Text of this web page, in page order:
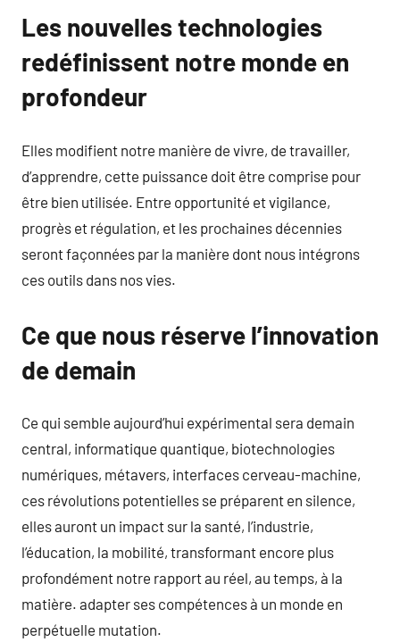
Les nouvelles technologies
redéfinissent notre monde en
profondeur
Elles modifient notre manière de vivre, de travailler,
d’apprendre, cette puissance doit être comprise pour
être bien utilisée. Entre opportunité et vigilance,
progrès et régulation, et les prochaines décennies
seront façonnées par la manière dont nous intégrons
ces outils dans nos vies.
Ce que nous réserve l’innovation
de demain
Ce qui semble aujourd’hui expérimental sera demain
central, informatique quantique, biotechnologies
numériques, métavers, interfaces cerveau-machine,
ces révolutions potentielles se préparent en silence,
elles auront un impact sur la santé, l’industrie,
l’éducation, la mobilité, transformant encore plus
profondément notre rapport au réel, au temps, à la
matière. adapter ses compétences à un monde en
perpétuelle mutation.